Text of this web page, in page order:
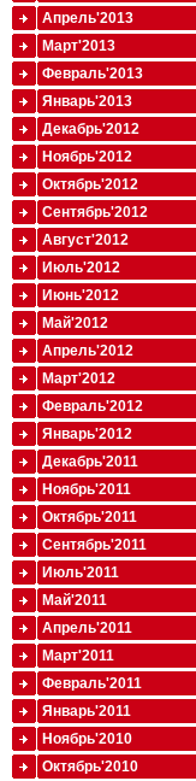
Апрель'2013
Март'2013
Февраль'2013
Январь'2013
Декабрь'2012
Ноябрь'2012
Октябрь'2012
Сентябрь'2012
Август'2012
Июль'2012
Июнь'2012
Май'2012
Апрель'2012
Март'2012
Февраль'2012
Январь'2012
Декабрь'2011
Ноябрь'2011
Октябрь'2011
Сентябрь'2011
Июль'2011
Май'2011
Апрель'2011
Март'2011
Февраль'2011
Январь'2011
Ноябрь'2010
Октябрь'2010